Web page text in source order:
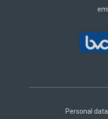
Footer
Personal